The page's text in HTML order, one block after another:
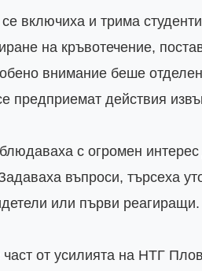
включиха и трима
на кръвотечение,
внимание беше
предприемат действия
с огромен
въпроси, търсеха
или първи реагиращи.
част от усилията на НТГ